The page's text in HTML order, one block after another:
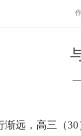
渐远，高三（